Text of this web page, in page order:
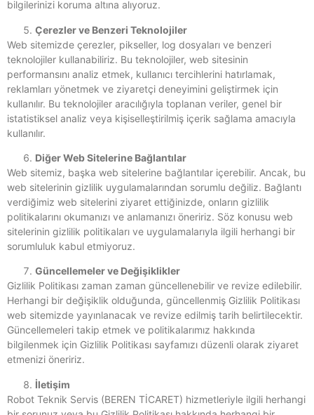
bilgilerinizi koruma altına alıyoruz.
Çerezler ve Benzeri Teknolojiler
Web sitemizde çerezler, pikseller, log dosyaları ve benzeri
teknolojiler kullanabiliriz. Bu teknolojiler, web sitesinin
performansını analiz etmek, kullanıcı tercihlerini hatırlamak,
reklamları yönetmek ve ziyaretçi deneyimini geliştirmek için
kullanılır. Bu teknolojiler aracılığıyla toplanan veriler, genel bir
istatistiksel analiz veya kişiselleştirilmiş içerik sağlama amacıyla
kullanılır.
Diğer Web Sitelerine Bağlantılar
Web sitemiz, başka web sitelerine bağlantılar içerebilir. Ancak, bu
web sitelerinin gizlilik uygulamalarından sorumlu değiliz. Bağlantı
verdiğimiz web sitelerini ziyaret ettiğinizde, onların gizlilik
politikalarını okumanızı ve anlamanızı öneririz. Söz konusu web
sitelerinin gizlilik politikaları ve uygulamalarıyla ilgili herhangi bir
sorumluluk kabul etmiyoruz.
Güncellemeler ve Değişiklikler
Gizlilik Politikası zaman zaman güncellenebilir ve revize edilebilir.
Herhangi bir değişiklik olduğunda, güncellenmiş Gizlilik Politikası
web sitemizde yayınlanacak ve revize edilmiş tarih belirtilecektir.
Güncellemeleri takip etmek ve politikalarımız hakkında
bilgilenmek için Gizlilik Politikası sayfamızı düzenli olarak ziyaret
etmenizi öneririz.
İletişim
Robot Teknik Servis (BEREN TİCARET) hizmetleriyle ilgili herhangi